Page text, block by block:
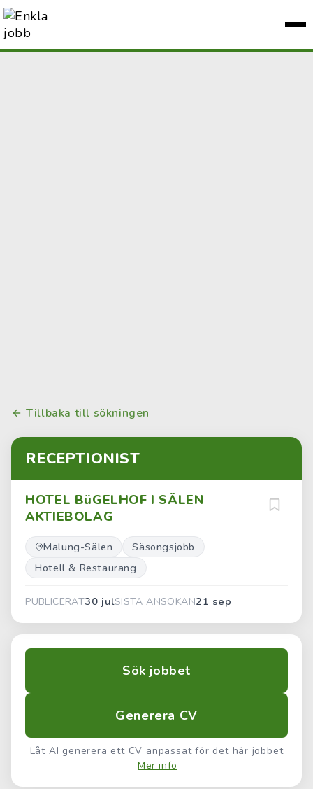
Tillbaka till sökningen
RECEPTIONIST
HOTEL BüGELHOF I SÄLEN
AKTIEBOLAG
Malung-Sälen
Säsongsjobb
Hotell & Restaurang
PUBLICERAT30 julSISTA ANSÖKAN21 sep
Sök jobbet
Generera CV
Låt AI generera ett CV anpassat för det här jobbet
Mer info